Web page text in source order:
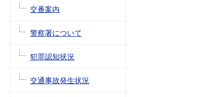
交番案内
警察署について
犯罪認知状況
交通事故発生状況